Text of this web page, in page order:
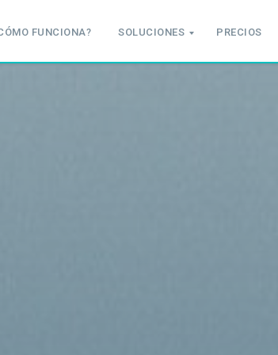
FUNCIONA? SOLUCIONES PRECIOS